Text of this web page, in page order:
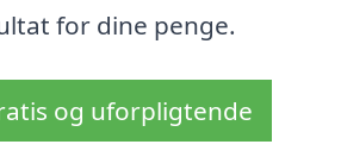
for dine penge.
og uforpligtende